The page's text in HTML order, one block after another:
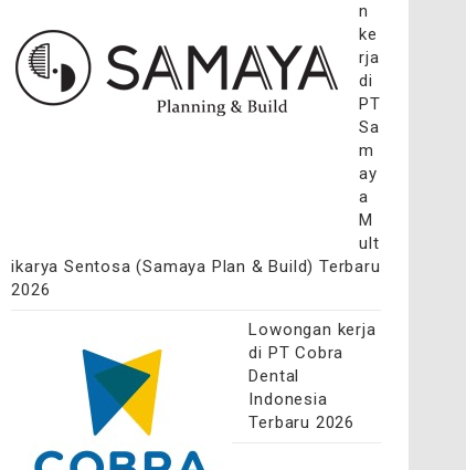
n
ke
rja
di
PT
Sa
m
ay
a
M
ult
ikarya Sentosa (Samaya Plan & Build) Terbaru
2026
Lowongan kerja
di PT Cobra
Dental
Indonesia
Terbaru 2026